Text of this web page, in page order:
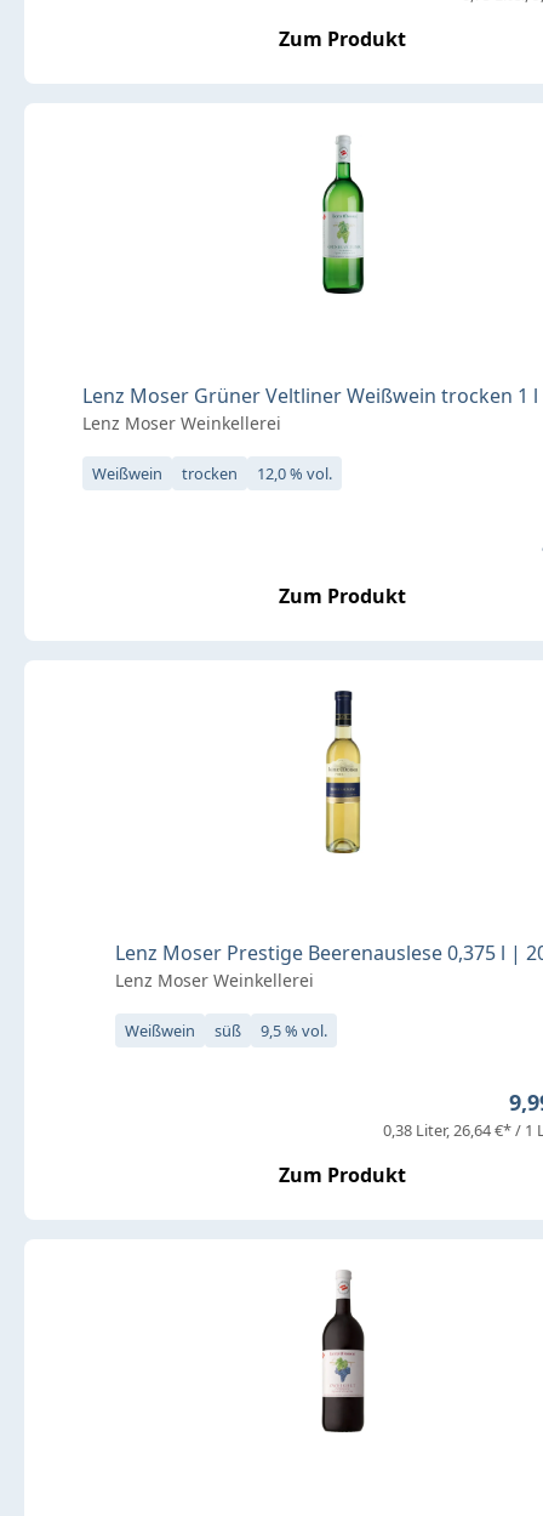
Zum Produkt
Lenz Moser Grüner Veltliner Weißwein trocken 1
Lenz Moser Weinkellerei
Weißwein trocken 12,0 % vol.
Zum Produkt
Lenz Moser Prestige Beerenauslese 0,375 l |
Lenz Moser Weinkellerei
Weißwein süß 9,5 % vol.
0,38 Liter 26,64 €* / 1
Zum Produkt